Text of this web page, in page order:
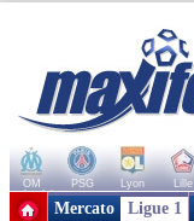
OM PSG Lyon Lille
+ de clubs
Mercato Ligue 1